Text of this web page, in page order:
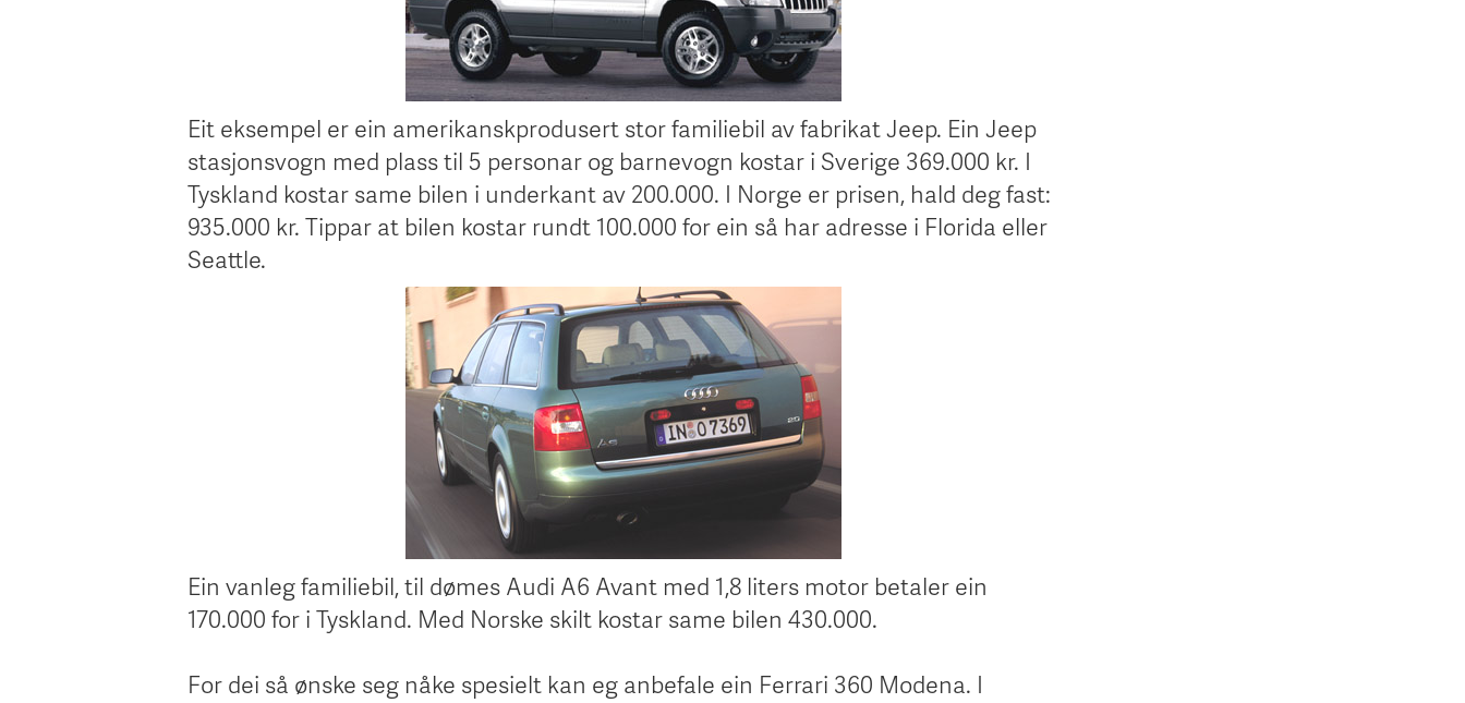
Eit eksempel er ein amerikanskprodusert stor familiebil av fabrikat Jeep. Ein Jeep
stasjonsvogn med plass til 5 personar og barnevogn kostar i Sverige 369.000 kr. I
Tyskland kostar same bilen i underkant av 200.000. I Norge er prisen, hald deg fast:
935.000 kr. Tippar at bilen kostar rundt 100.000 for ein så har adresse i Florida eller
Seattle.
Ein vanleg familiebil, til dømes Audi A6 Avant med 1,8 liters motor betaler ein
170.000 for i Tyskland. Med Norske skilt kostar same bilen 430.000.
For dei så ønske seg nåke spesielt kan eg anbefale ein Ferrari 360 Modena. I